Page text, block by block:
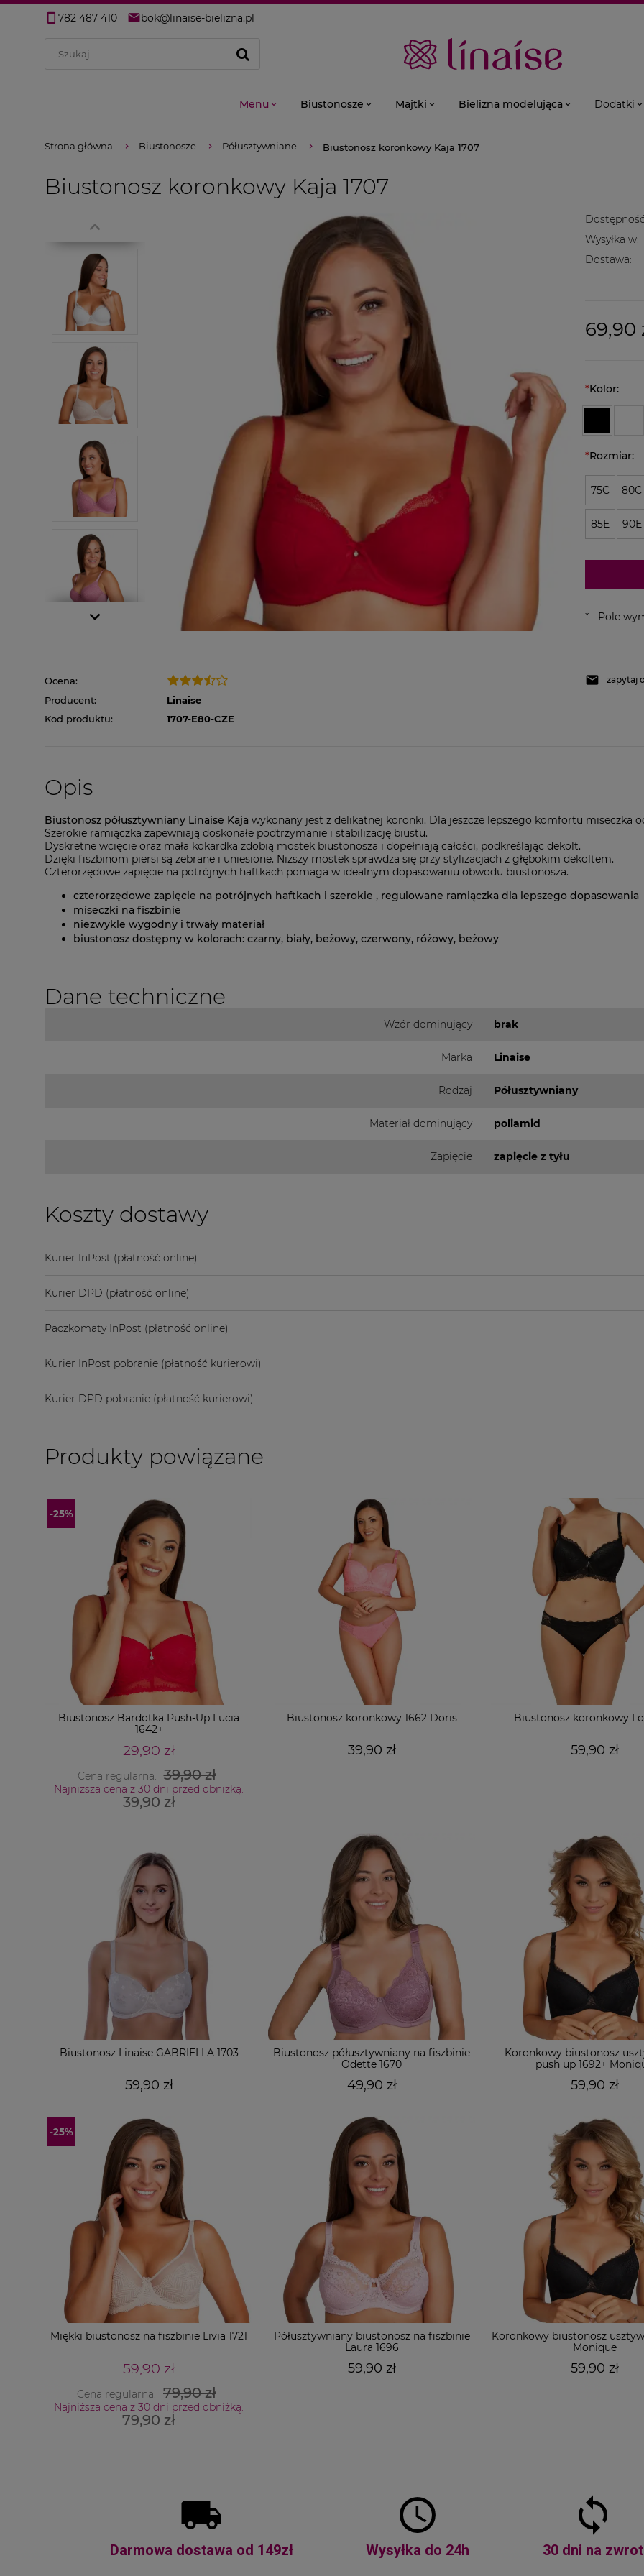
782 487 410 bok@linaise-bielizna.pl
Menu Biustonosze Majtki Bielizna modelująca Dodatki
Strona główna Biustonosze Półusztywniane Biustonosz koronkowy Kaja 1707
Biustonosz koronkowy Kaja 1707
Wysyłka w:
Dostawa:
69,90
*Kolor:
*Rozmiar:
75C 80C
85E 90E
* - Pole
Ocena:
Producent:
Linaise
Kod produktu:
1707-E80-CZE
zapytaj
Opis
Biustonosz półusztywniany Linaise Kaja wykonany jest z delikatnej koronki. Dla jeszcze lepszego komfortu miseczka
Szerokie ramiączka zapewniają doskonałe podtrzymanie i stabilizację biustu.
Dyskretne wcięcie oraz mała kokardka zdobią mostek biustonosza i dopełniają całości, podkreślając dekolt.
Dzięki fiszbinom piersi są zebrane i uniesione. Niższy mostek sprawdza się przy stylizacjach z głębokim dekoltem.
Czterorzędowe zapięcie na potrójnych haftkach pomaga w idealnym dopasowaniu obwodu biustonosza.
czterorzędowe zapięcie na potrójnych haftkach i szerokie , regulowane ramiączka dla lepszego dopasowania
miseczki na fiszbinie
niezwykle wygodny i trwały materiał
biustonosz dostępny w kolorach: czarny, biały, beżowy, czerwony, różowy, beżowy
Dane techniczne
Wzór dominujący brak
Marka Linaise
Rodzaj Półusztywniany
Materiał dominujący poliamid
Zapięcie zapięcie z tyłu
Koszty dostawy
Kurier InPost (płatność online)
Kurier DPD (płatność online)
Paczkomaty InPost (płatność online)
Kurier InPost pobranie (płatność kurierowi)
Kurier DPD pobranie (płatność kurierowi)
Produkty powiązane
Biustonosz Bardotka Push-Up Lucia
1642+
29,90 zł
Cena regularna: 39,90 zł
Najniższa cena z 30 dni przed obniżką:
39,90 zł
Biustonosz koronkowy 1662 Doris
39,90 zł
Biustonosz koronkowy
59,90 zł
Biustonosz Linaise GABRIELLA 1703
59,90 zł
Biustonosz półusztywniany na fiszbinie
Odette 1670
49,90 zł
Koronkowy biustonosz
push up 1692+
59,90 zł
Miękki biustonosz na fiszbinie Livia 1721
59,90 zł
Cena regularna: 79,90 zł
Najniższa cena z 30 dni przed obniżką:
79,90 zł
Półusztywniany biustonosz na fiszbinie
Laura 1696
59,90 zł
Koronkowy biustonosz
Monique
59,90 zł
Darmowa dostawa od 149zł Wysyłka do 24h 30 dni na zwrot